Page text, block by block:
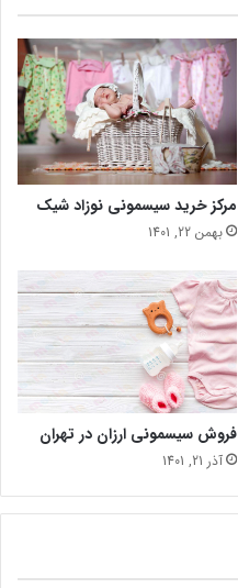
مرکز خرید سیسمونی نوزاد شیک
بهمن 22, 1401
فروش سیسمونی ارزان در تهران
آذر 21, 1401